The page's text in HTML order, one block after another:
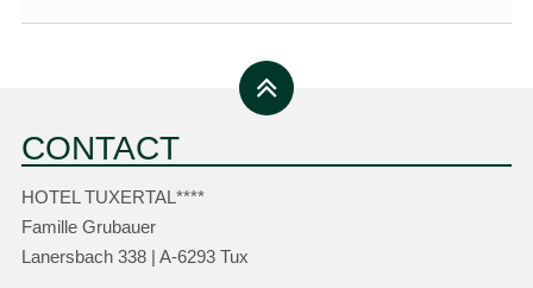
CONTACT
HOTEL TUXERTAL****
Famille Grubauer
Lanersbach 338 | A-6293 Tux